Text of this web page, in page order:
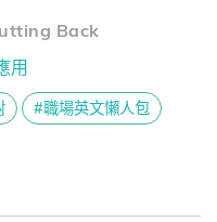
Back
用
#職場英文懶人包